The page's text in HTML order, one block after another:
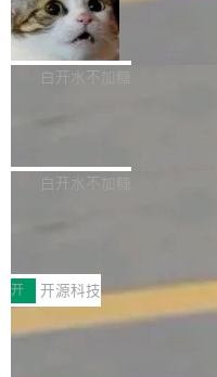
ceXAI的资金消耗速度尤为引
撑庞大支出的资金来源却呈
貌。数据显示，微软和 Meta
你可以用 curl -fsSL https://
sh | bash 安装一个能在大项
代码、验证结果的 AI 终端工
个主 agent 循环，外加一组
美团开源 LoHoSearch，
准 AI 能力认知
机器出题的前提，是让机器
构建流程可以分为四个环节
白开水不加糖
库，并将作为transport接入
MPComm将作为一种传输引
ENT，实现零拷贝传输性能提
传输性能最高提升5倍。UCL-
于自研UCL-Engine通信引
白开水不加糖
型案例入选名单》，深信服“
开源 AI 编程平台 CoStrict 应
创新与落地成效成功入选。
助力企业AI研发安全落地 当
开 开源科技
深信服AI算力网关入选工
前不久，工业和信息化部正